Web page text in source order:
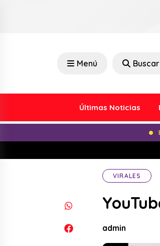
Menú Buscar
Últimas Noticias
VIRALES
admin